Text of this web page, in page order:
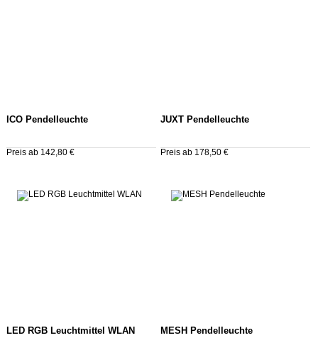
ICO Pendelleuchte
Preis ab 142,80 €
JUXT Pendelleuchte
Preis ab 178,50 €
LED RGB Leuchtmittel WLAN MESH Pendelleuchte